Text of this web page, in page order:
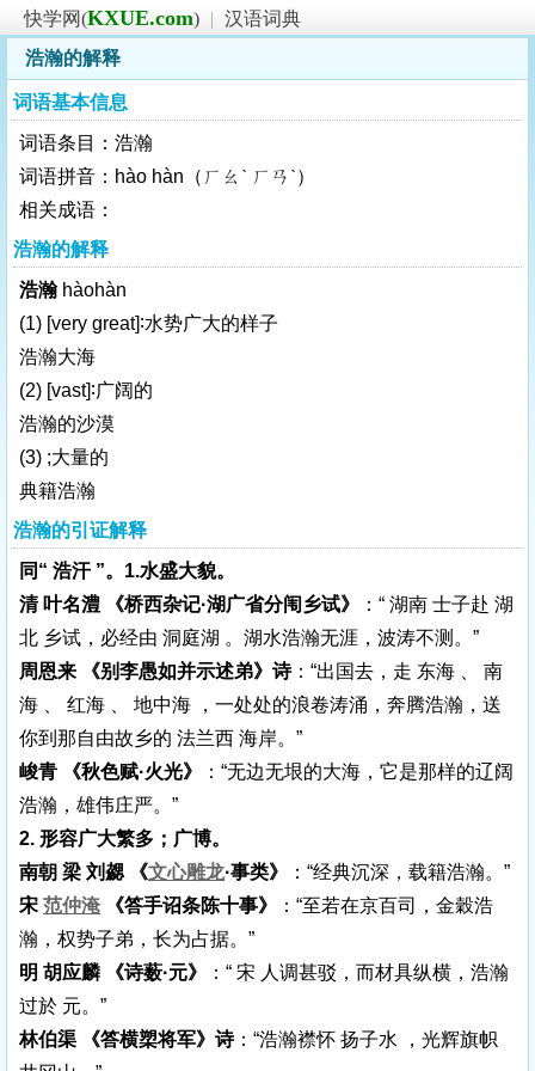
快学网(KXUE.com) | 汉语词典
浩瀚的解释
词语基本信息
词语条目：浩瀚
词语拼音：hào hàn（ㄏㄠˋ ㄏㄢˋ）
相关成语：
浩瀚的解释
浩瀚 hàohàn
(1) [very great]∶水势广大的样子
浩瀚大海
(2) [vast]∶广阔的
浩瀚的沙漠
(3) ;大量的
典籍浩瀚
浩瀚的引证解释
同“ 浩汗 ”。1.水盛大貌。
清 叶名澧 《桥西杂记·湖广省分闱乡试》
：“ 湖南 士子赴 湖
北 乡试，必经由 洞庭湖 。湖水浩瀚无涯，波涛不测。”
周恩来 《别李愚如并示述弟》诗：“出国去，走 东海 、 南
海 、 红海 、 地中海 ，一处处的浪卷涛涌，奔腾浩瀚，送
你到那自由故乡的 法兰西 海岸。”
峻青 《秋色赋·火光》
：“无边无垠的大海，它是那样的辽阔
浩瀚，雄伟庄严。”
2. 形容广大繁多；广博。
南朝 梁 刘勰 《文心雕龙·事类》
：“经典沉深，载籍浩瀚。”
宋 范仲淹 《答手诏条陈十事》
：“至若在京百司，金穀浩
瀚，权势子弟，长为占据。”
明 胡应麟 《诗薮·元》
：“ 宋 人调甚驳，而材具纵横，浩瀚
过於 元。”
林伯渠 《答横槊将军》诗：“浩瀚襟怀 扬子水 ，光辉旗帜